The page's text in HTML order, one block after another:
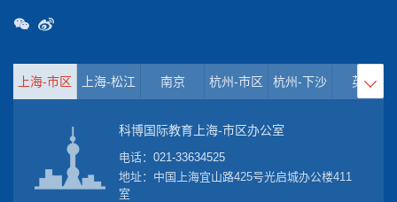
上海-市区 上海-松江 南京 杭州-市区 杭州-下沙 英国

科博国际教育上海-市区办公室
电话： 021-33634525
地址：中国上海宜山路425号光启城办公楼411
室